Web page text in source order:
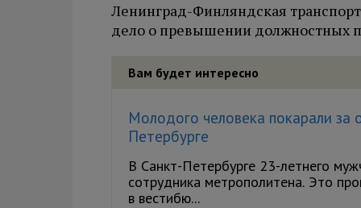
Ленинград-Финляндская
дело о превышении должностных
Вам будет интересно
Молодого человека покарали за
Петербурге
В Санкт-Петербурге 23-летнего
сотрудника метрополитена. Это
в вестибю...